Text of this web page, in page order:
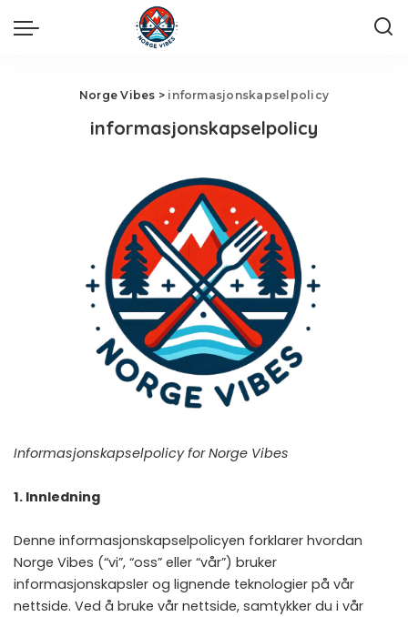
Norge Vibes > informasjonskapselpolicy
informasjonskapselpolicy
Informasjonskapselpolicy for Norge Vibes
1. Innledning
Denne informasjonskapselpolicyen forklarer hvordan
Norge Vibes (“vi”, “oss” eller “vår”) bruker
informasjonskapsler og lignende teknologier på vår
nettside. Ved å bruke vår nettside, samtykker du i vår